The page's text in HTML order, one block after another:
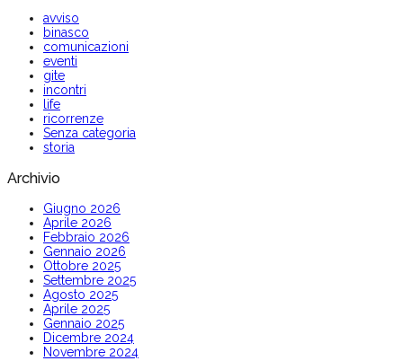
avviso
binasco
comunicazioni
eventi
gite
incontri
life
ricorrenze
Senza categoria
storia
Archivio
Giugno 2026
Aprile 2026
Febbraio 2026
Gennaio 2026
Ottobre 2025
Settembre 2025
Agosto 2025
Aprile 2025
Gennaio 2025
Dicembre 2024
Novembre 2024